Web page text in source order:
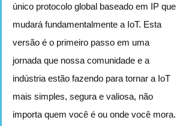
único protocolo global baseado em IP que
mudará fundamentalmente a IoT. Esta
versão é o primeiro passo em uma
jornada que nossa comunidade e a
indústria estão fazendo para tornar a IoT
mais simples, segura e valiosa, não
importa quem você é ou onde você mora.